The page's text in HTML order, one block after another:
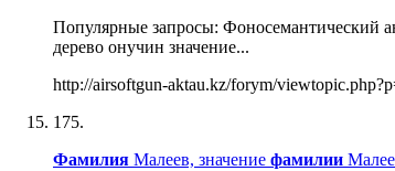
Популярные запросы: Фоносемантический
дерево онучин значение...
http://airsoftgun-aktau.kz/forym/
175.
Фамилия Малеев, значение фамилии